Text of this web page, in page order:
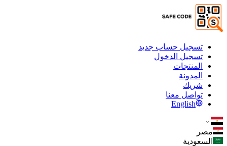
تسجيل حساب جديد
تسجيل الدخول
المنتجات
المدونة
شريك
تواصل معنا
English
مصر
السعودية